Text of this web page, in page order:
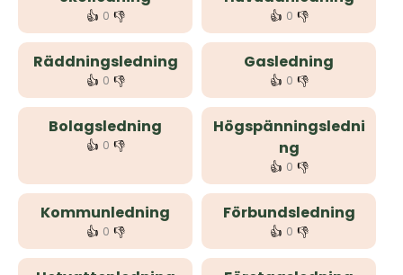
👍 0 👎 👍 0 👎
Räddningsledning
👍 0 👎
Gasledning
👍 0 👎
Bolagsledning
👍 0 👎
Högspänningsledni
ng
👍 0 👎
Kommunledning
👍 0 👎
Förbundsledning
👍 0 👎